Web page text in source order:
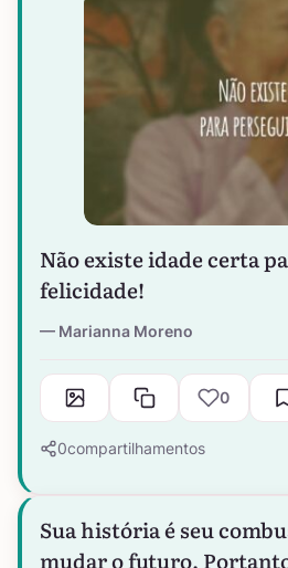
Não existe idade certa
felicidade!
Marianna Moreno
0
0compartilhamentos
Sua história é seu
mudar o futuro.